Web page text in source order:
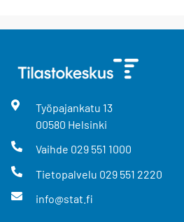
Työpajankatu 13
00580 Helsinki
Vaihde 029 551 1000
Tietopalvelu 029 551 2220
info@stat.fi